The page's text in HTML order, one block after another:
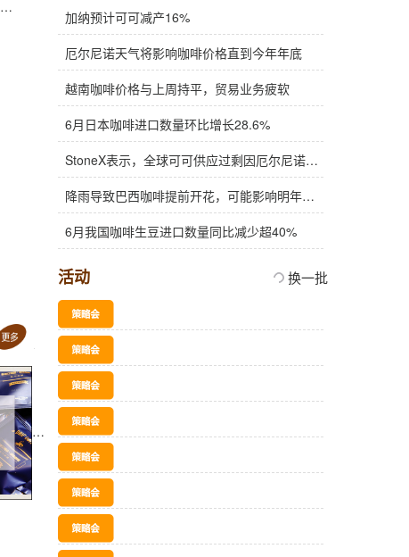
加纳预计可可减产16%
厄尔尼诺天气将影响咖啡价格直到今年年底
越南咖啡价格与上周持平，贸易业务疲软
6月日本咖啡进口数量环比增长28.6%
StoneX表示，全球可可供应过剩因厄尔尼诺而萎缩
降雨导致巴西咖啡提前开花，可能影响明年产量，造成近期价格波动极不稳定
6月我国咖啡生豆进口数量同比减少超40%
活动 换一批